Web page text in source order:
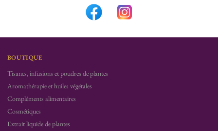
BOUTIQUE
Tisanes, infusions et poudres de plantes
Aromathérapie et huiles végétales
Compléments alimentaires
Cosmétiques
Extrait liquide de plantes